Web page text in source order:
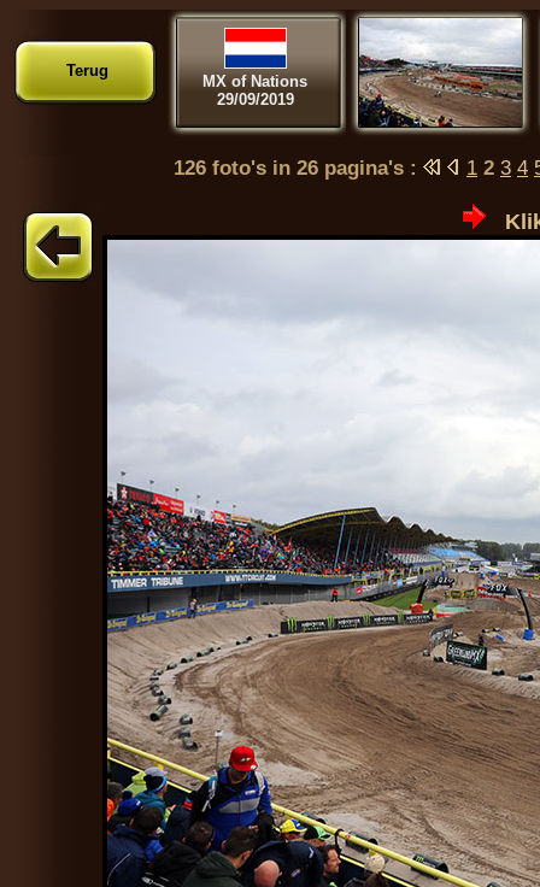
Terug
MX of Nations
29/09/2019
126 foto's in 26 pagina's : 1 2 3 4